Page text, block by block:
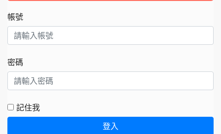
帳號
密碼
記住我
登入